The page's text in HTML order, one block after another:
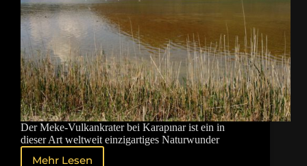
Der Meke-Vulkankrater bei Karapınar ist ein in
dieser Art weltweit einzigartiges Naturwunder
Mehr Lesen